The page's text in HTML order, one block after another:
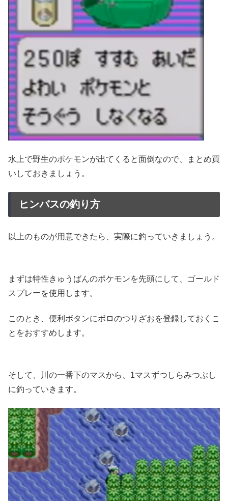
水上で野生のポケモンが出てくると面倒なので、まとめ買
いしておきましょう。
ヒンバスの釣り方
以上のものが用意できたら、実際に釣っていきましょう。
まずは特性きゅうばんのポケモンを先頭にして、ゴールド
スプレーを使用します。
このとき、便利ボタンにボロのつりざおを登録しておくこ
とをおすすめします。
そして、川の一番下のマスから、1マスずつしらみつぶし
に釣っていきます。